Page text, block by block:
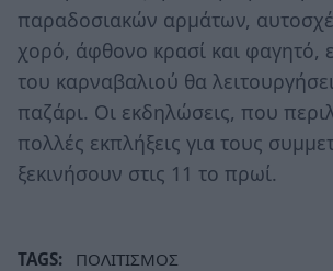
παραδοσιακών αρμάτων,
χορό, άφθονο κρασί και φαγητό,
του καρναβαλιού θα
παζάρι. Οι εκδηλώσεις, που
πολλές εκπλήξεις για τους
ξεκινήσουν στις 11 το πρωί.
TAGS: ΠΟΛΙΤΙΣΜΟΣ